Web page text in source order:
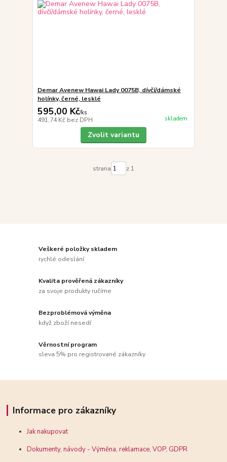
Demar Avenew Hawai Lady 0075B, dívčí/dámské
holínky, černé, lesklé
595,00 Kč/ks
491,74 Kč bez DPH skladem
Zvolit variantu
strana z 1
Veškeré položky skladem
rychlé odeslání
Kvalita prověřená zákazníky
za svoje produkty ručíme
Bezproblémová výměna
když zboží nesedí
Věrnostní program
sleva 5% pro registrované zákazníky
Informace pro zákazníky
Jak nakupovat
Dokumenty, návody - Výměna, reklamace, VOP, GDPR